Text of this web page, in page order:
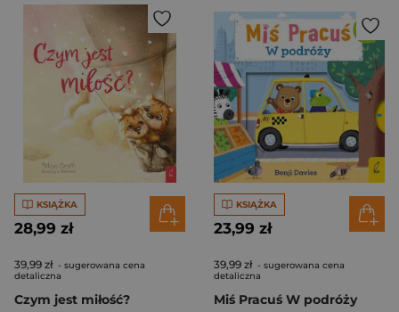
KSIĄŻKA
28,99 zł
39,99 zł - sugerowana cena
detaliczna
Czym jest miłość?
KSIĄŻKA
23,99 zł
39,99 zł - sugerowana cena
detaliczna
Miś Pracuś W podróży